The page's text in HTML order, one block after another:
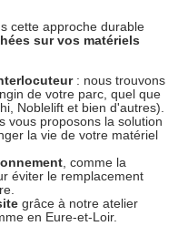
cette approche durable
sur vos matériels
: nous trouvons
de votre parc, quel que
Noblelift et bien d'autres).
vous proposons la solution
la vie de votre matériel
, comme la
éviter le remplacement
grâce à notre atelier
en Eure-et-Loir.